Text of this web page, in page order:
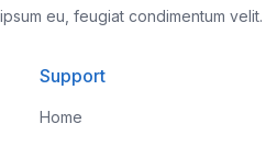
eu, feugiat condimentum velit.
Support
Home